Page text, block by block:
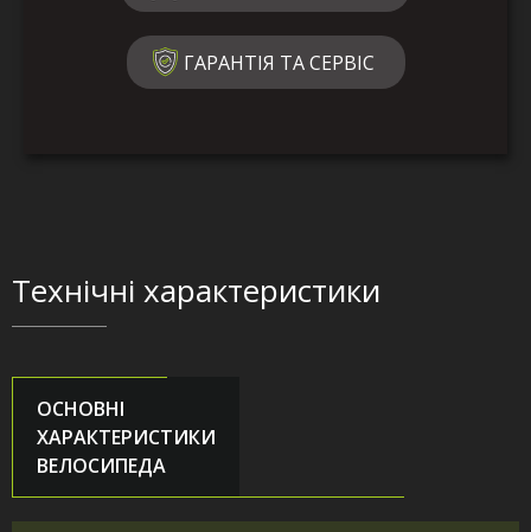
ГАРАНТІЯ ТА СЕРВІС
Технічні характеристики
ОСНОВНІ
ХАРАКТЕРИСТИКИ
ВЕЛОСИПЕДА